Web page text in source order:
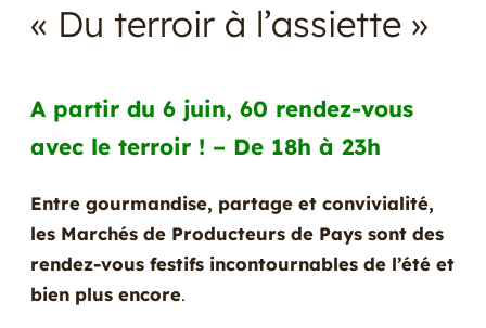
« Du terroir à l’assiette »
A partir du 6 juin, 60 rendez-vous
avec le terroir ! – De 18h à 23h
Entre gourmandise, partage et convivialité,
les Marchés de Producteurs de Pays sont des
rendez-vous festifs incontournables de l’été et
bien plus encore.